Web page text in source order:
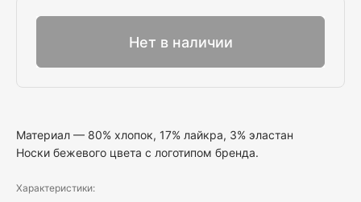
Выбрать
Нет в наличии
Материал — 80% хлопок, 17% лайкра, 3% эластан
Носки бежевого цвета с логотипом бренда.
Характеристики: